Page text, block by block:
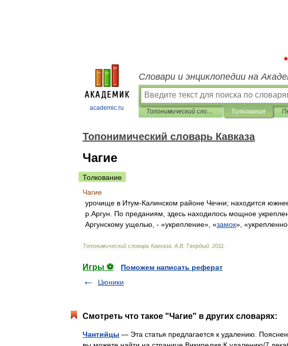
academic.ru
Словари и энциклопедии на
Топонимический словарь Кавказа Толкования
Топонимический словарь Кавказа
Чагие
Толкование
Чагие
урочище в Итум-Калинском районе Чечни; находится
р Аргун По преданиям здесь находилось мощное
Аргунскому ущелью , - «укрепление», «замок», «
Топонимический словарь Кавказа А В Твердый 2011
Игры ⚽
Поможем написать реферат
Цюники
Смотреть что такое "Чагие" в других словарях:
Чантийцы — Эта статья предлагается к удалению.